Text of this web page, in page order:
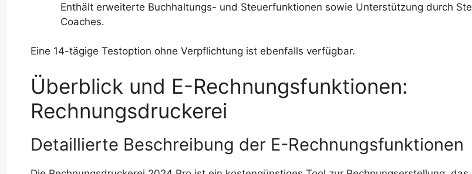
Enthält erweiterte Buchhaltungs- und Steuerfunktionen sowie Unterstützung durch
Coaches.
Eine 14-tägige Testoption ohne Verpflichtung ist ebenfalls verfügbar.
Überblick und E-Rechnungsfunktionen:
Rechnungsdruckerei
Detaillierte Beschreibung der E-Rechnungsfunktionen